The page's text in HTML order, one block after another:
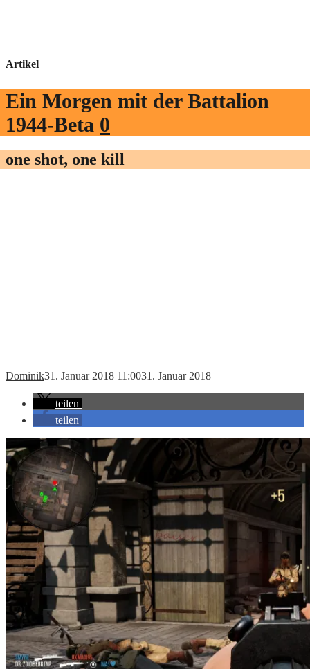
Artikel
Ein Morgen mit der Battalion
1944-Beta 0
one shot, one kill
Dominik31. Januar 2018 11:0031. Januar 2018
teilen
teilen